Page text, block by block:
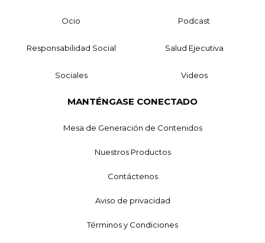
Ocio Podcast
Responsabilidad Social Salud Ejecutiva
Sociales Videos
MANTÉNGASE CONECTADO
Mesa de Generación de Contenidos
Nuestros Productos
Contáctenos
Aviso de privacidad
Términos y Condiciones